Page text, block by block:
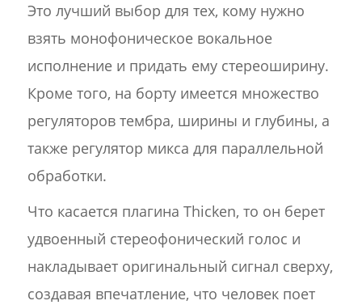
Это лучший выбор для тех, кому нужно
взять монофоническое вокальное
исполнение и придать ему стереоширину.
Кроме того, на борту имеется множество
регуляторов тембра, ширины и глубины, а
также регулятор микса для параллельной
обработки.
Что касается плагина Thicken, то он берет
удвоенный стереофонический голос и
накладывает оригинальный сигнал сверху,
создавая впечатление, что человек поет